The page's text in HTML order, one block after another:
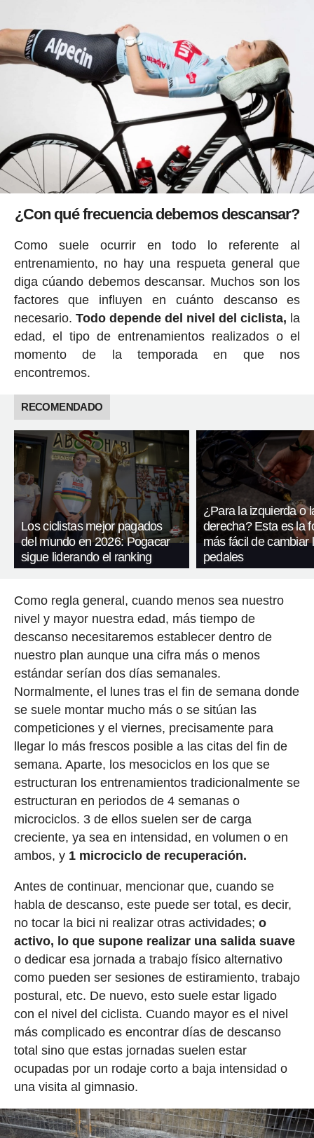
¿Con qué frecuencia debemos descansar?
Como suele ocurrir en todo lo referente al
entrenamiento, no hay una respueta general que
diga cúando debemos descansar. Muchos son los
factores que influyen en cuánto descanso es
necesario. Todo depende del nivel del ciclista, la
edad, el tipo de entrenamientos realizados o el
momento de la temporada en que nos
encontremos.
RECOMENDADO
Los ciclistas mejor pagados
del mundo en 2026: Pogacar
sigue liderando el ranking
¿Para la izquierda o
derecha? Esta es la
más fácil de cambiar
pedales
Como regla general, cuando menos sea nuestro
nivel y mayor nuestra edad, más tiempo de
descanso necesitaremos establecer dentro de
nuestro plan aunque una cifra más o menos
estándar serían dos días semanales.
Normalmente, el lunes tras el fin de semana donde
se suele montar mucho más o se sitúan las
competiciones y el viernes, precisamente para
llegar lo más frescos posible a las citas del fin de
semana. Aparte, los mesociclos en los que se
estructuran los entrenamientos tradicionalmente se
estructuran en periodos de 4 semanas o
microciclos. 3 de ellos suelen ser de carga
creciente, ya sea en intensidad, en volumen o en
ambos, y 1 microciclo de recuperación.
Antes de continuar, mencionar que, cuando se
habla de descanso, este puede ser total, es decir,
no tocar la bici ni realizar otras actividades; o
activo, lo que supone realizar una salida suave
o dedicar esa jornada a trabajo físico alternativo
como pueden ser sesiones de estiramiento, trabajo
postural, etc. De nuevo, esto suele estar ligado
con el nivel del ciclista. Cuando mayor es el nivel
más complicado es encontrar días de descanso
total sino que estas jornadas suelen estar
ocupadas por un rodaje corto a baja intensidad o
una visita al gimnasio.